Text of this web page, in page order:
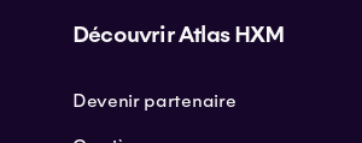
Découvrir Atlas HXM
Devenir partenaire